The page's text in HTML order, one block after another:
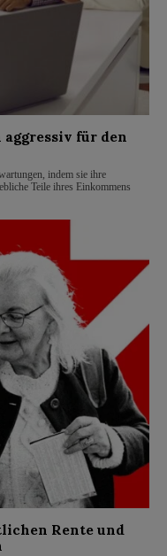
für den
indem sie ihre
Teile ihres Einkommens
Rente und